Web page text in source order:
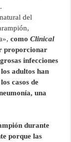
del
comoClinical
proporcionar
infecciones
adultos han
casos de
una
durante
porque las